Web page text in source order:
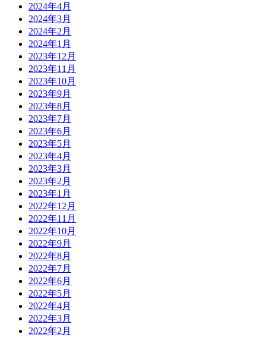
2024年4月
2024年3月
2024年2月
2024年1月
2023年12月
2023年11月
2023年10月
2023年9月
2023年8月
2023年7月
2023年6月
2023年5月
2023年4月
2023年3月
2023年2月
2023年1月
2022年12月
2022年11月
2022年10月
2022年9月
2022年8月
2022年7月
2022年6月
2022年5月
2022年4月
2022年3月
2022年2月